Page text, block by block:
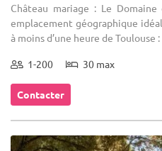
Château mariage : Le
emplacement géographique
à moins d’une heure de Toulouse
1-200 30 max
Contacter